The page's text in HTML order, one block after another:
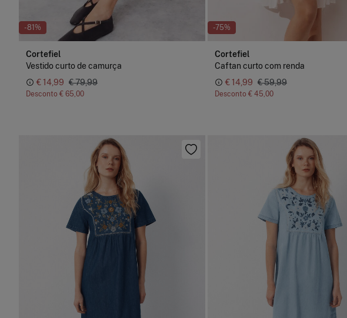
-81%
Cortefiel
Vestido curto de camurça
€ 14,99 € 79,99
Desconto € 65,00
-75%
Cortefiel
Caftan curto com renda
€ 14,99 € 59,99
Desconto € 45,00